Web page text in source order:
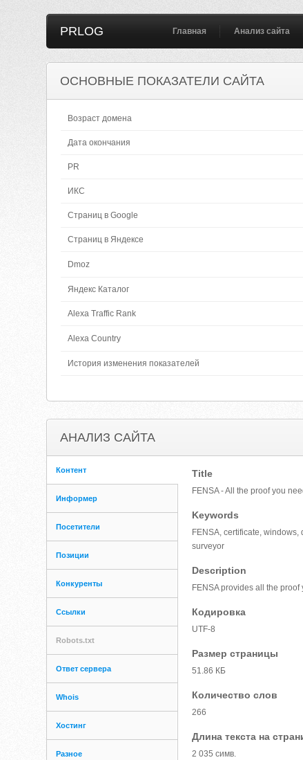
PRLOG Главная Анализ сайта
ОСНОВНЫЕ ПОКАЗАТЕЛИ САЙТА
Возраст домена
Дата окончания
PR
ИКС
Страниц в Google
Страниц в Яндексе
Dmoz
Яндекс Каталог
Alexa Traffic Rank
Alexa Country
История изменения показателей
АНАЛИЗ САЙТА
Контент
Информер
Посетители
Позиции
Конкуренты
Ссылки
Robots.txt
Ответ сервера
Whois
Хостинг
Разное
Title
FENSA - All the proof you
Keywords
FENSA, certificate,
surveyor
Description
FENSA provides all the
Кодировка
UTF-8
Размер страницы
51.86 КБ
Количество слов
266
Длина текста на
2 035 симв.